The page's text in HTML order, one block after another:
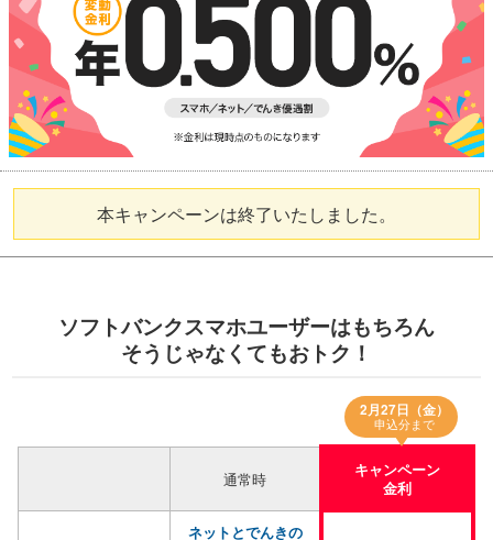
本キャンペーンは終了いたしました。
ソフトバンクスマホユーザーはもちろん
そうじゃなくてもおトク！
通常時
2月27日（金）
申込分まで
キャンペーン
金利
ネットとでんきの